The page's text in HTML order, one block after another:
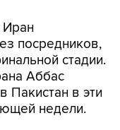
посредников,
стадии.
Аббас
Пакистан в эти
недели.